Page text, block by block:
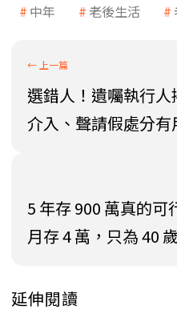
中年 老後生活
選錯人！遺囑執行
介入、聲請假處分有
5 年存 900 萬真的可
月存 4 萬，只為 40
延伸閱讀